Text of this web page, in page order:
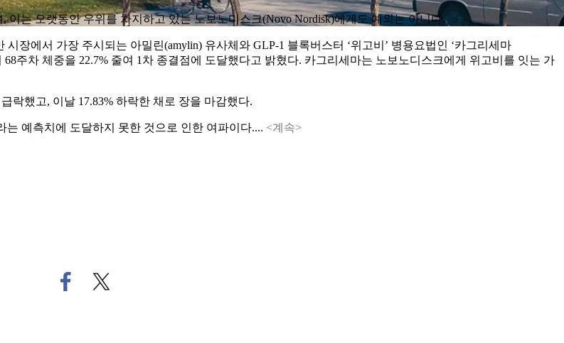
는 오랫동안 우위를 차지하고 있는 노보노디스크(Novo Nordisk)에게도 예외는 아니다.
장에서 가장 주시되는 아밀린(amylin) 유사체와 GLP-1 블록버스터 ‘위고비’ 병용요법인 ‘카그리세마
68주차 체중을 22.7% 줄여 1차 종결점에 도달했다고 밝혔다. 카그리세마는 노보노디스크에게 위고비를 잇는 가
락했고, 이날 17.83% 하락한 채로 장을 마감했다.
예측치에 도달하지 못한 것으로 인한 여파이다.... <계속>
페
이
트
위